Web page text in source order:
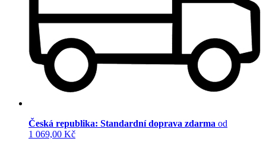
Česká republika: Standardní doprava zdarma od
1 069,00 Kč